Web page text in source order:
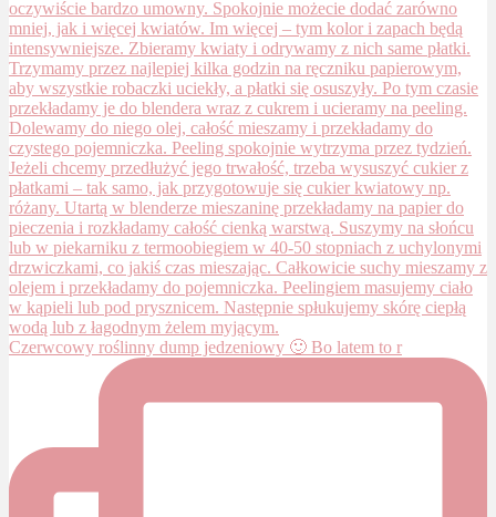
Czerwcowy roślinny dump jedzeniowy 🙂 Bo latem to r